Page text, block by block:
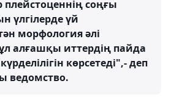
соңғы
үлгілерде үй
морфология әлі
алғашқы иттердің пайда
көрсетеді",- деп
ведомство.